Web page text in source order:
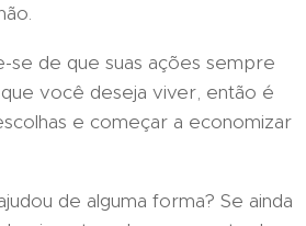
de que suas ações sempre
você deseja viver, então é
e começar a economizar
de alguma forma? Se ainda